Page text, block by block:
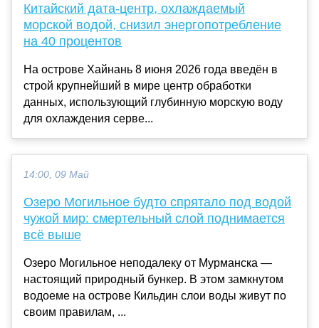
Китайский дата-центр, охлаждаемый
морской водой, снизил энергопотребление
на 40 процентов
На острове Хайнань 8 июня 2026 года введён в
строй крупнейший в мире центр обработки
данных, использующий глубинную морскую воду
для охлаждения серве...
14:00, 09 Май
Озеро Могильное будто спрятало под водой
чужой мир: смертельный слой поднимается
всё выше
Озеро Могильное неподалеку от Мурманска —
настоящий природный бункер. В этом замкнутом
водоеме на острове Кильдин слои воды живут по
своим правилам, ...